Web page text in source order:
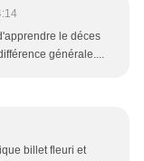
le déces
générale....
billet fleuri et